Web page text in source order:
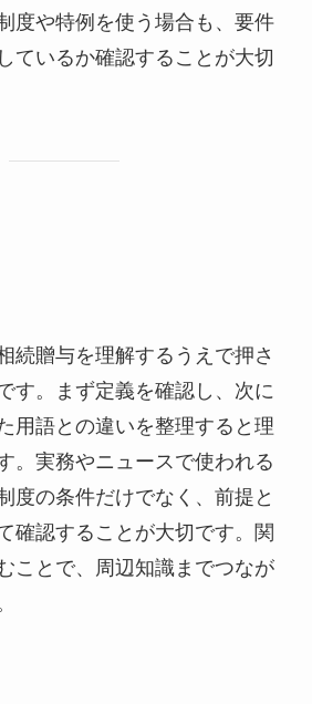
度や特例を使う場合も、要件
ているか確認することが大切
続贈与を理解するうえで押さ
す。まず定義を確認し、次に
用語との違いを整理すると理
。実務やニュースで使われる
度の条件だけでなく、前提と
確認することが大切です。関
ことで、周辺知識までつなが